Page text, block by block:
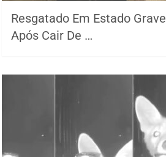
Resgatado Em Estado Grave
Após Cair De …